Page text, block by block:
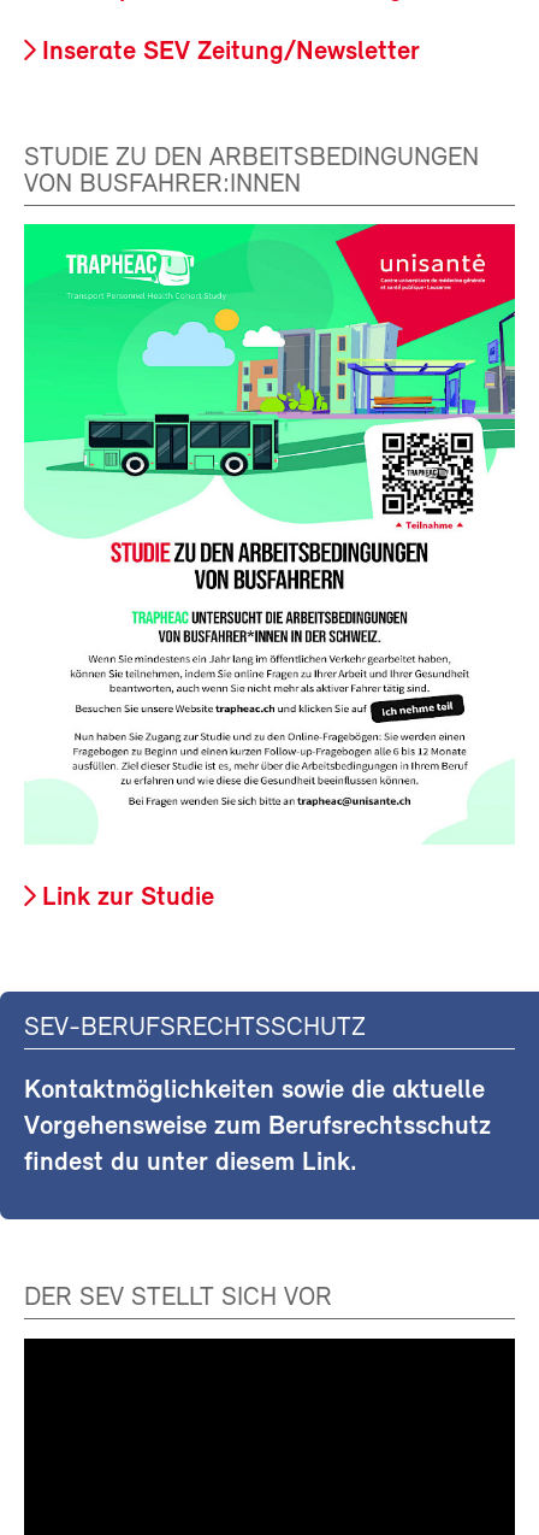
Inserate SEV Zeitung/Newsletter
STUDIE ZU DEN ARBEITSBEDINGUNGEN
VON BUSFAHRER:INNEN
Link zur Studie
SEV-BERUFSRECHTSSCHUTZ
Kontaktmöglichkeiten sowie die aktuelle
Vorgehensweise zum Berufsrechtsschutz
findest du unter diesem Link.
DER SEV STELLT SICH VOR